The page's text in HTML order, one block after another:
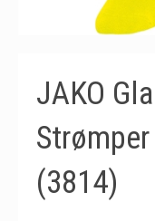
JAKO
(3814)